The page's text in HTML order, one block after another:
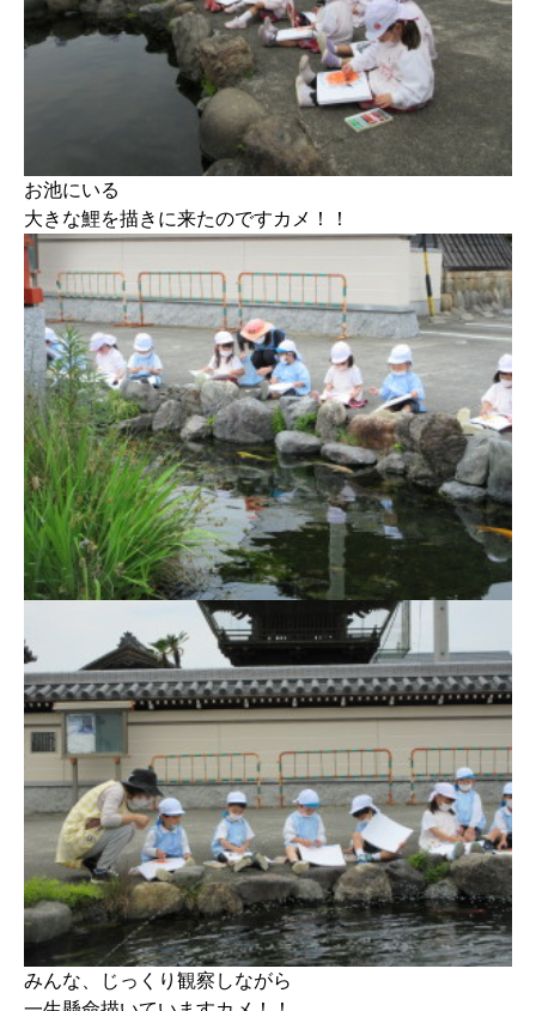
お池にいる
大きな鯉を描きに来たのですカメ！！
みんな、じっくり観察しながら